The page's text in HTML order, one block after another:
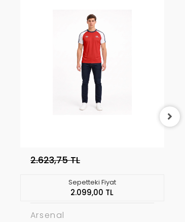
2.623,75 TL
Sepetteki Fiyat
2.099,00 TL
Arsenal